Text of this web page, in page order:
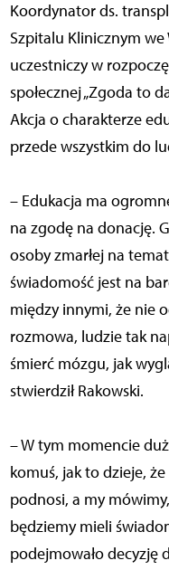
Koordynator ds.
Szpitalu Klinicznym we
uczestniczy w
społecznej „Zgoda to
Akcja o charakterze
przede wszystkim do
– Edukacja ma
na zgodę na donację.
osoby zmarłej na
świadomość jest na
między innymi, że nie
rozmowa, ludzie tak
śmierć mózgu, jak
stwierdził Rakowski.
– W tym momencie
komuś, jak to dzieje,
podnosi, a my
będziemy mieli
podejmowało decyzję